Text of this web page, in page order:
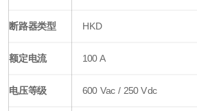
断路器类型 HKD
额定电流 100 A
电压等级 600 Vac / 250 Vdc